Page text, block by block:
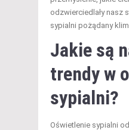
odzwierciedlały nasz
sypialni pożądany
Jakie są
trendy w
sypialni?
Oświetlenie sypialni